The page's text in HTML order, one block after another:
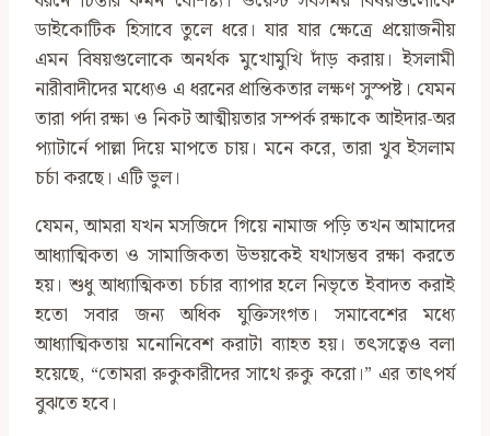
ডাইকোটিক হিসাবে তুলে ধরে। যার যার ক্ষেত্রে প্রয়োজনীয়
এমন বিষয়গুলোকে অনর্থক মুখোমুখি দাঁড় করায়। ইসলামী
নারীবাদীদের মধ্যেও এ ধরনের প্রান্তিকতার লক্ষণ সুস্পষ্ট। যেমন
তারা পর্দা রক্ষা ও নিকট আত্মীয়তার সম্পর্ক রক্ষাকে আইদার-অর
প্যাটার্নে পাল্লা দিয়ে মাপতে চায়। মনে করে, তারা খুব ইসলাম
চর্চা করছে। এটি ভুল।
যেমন, আমরা যখন মসজিদে গিয়ে নামাজ পড়ি তখন আমাদের
আধ্যাত্মিকতা ও সামাজিকতা উভয়কেই যথাসম্ভব রক্ষা করতে
হয়। শুধু আধ্যাত্মিকতা চর্চার ব্যাপার হলে নিভৃতে ইবাদত করাই
হতো সবার জন্য অধিক যুক্তিসংগত। সমাবেশের মধ্যে
আধ্যাত্মিকতায় মনোনিবেশ করাটা ব্যাহত হয়। তৎসত্বেও বলা
হয়েছে, “তোমরা রুকুকারীদের সাথে রুকু করো।” এর তাৎপর্য
বুঝতে হবে।